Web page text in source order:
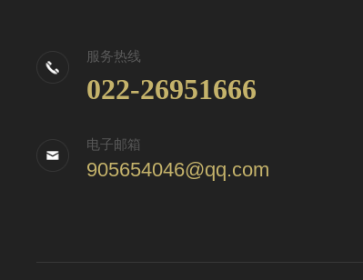
服务热线
022-26951666
电子邮箱
905654046@qq.com